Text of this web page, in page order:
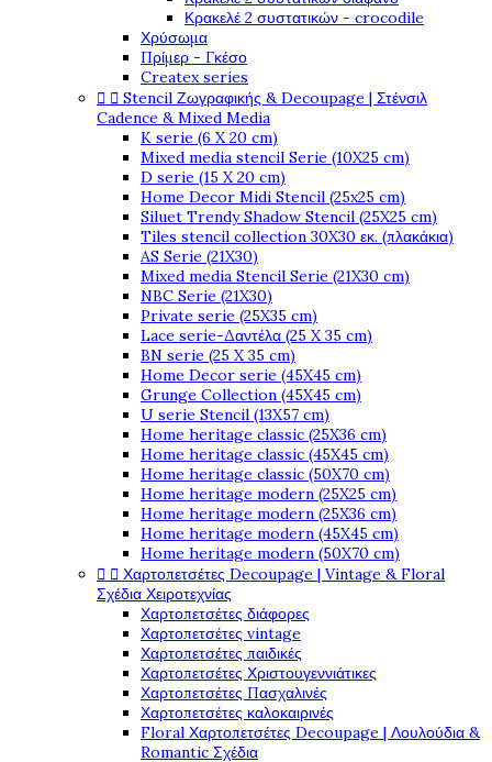
Κρακελέ 2 συστατικών - crocodile
Χρύσωμα
Πρίμερ - Γκέσο
Createx series
  Stencil Ζωγραφικής & Decoupage | Στένσιλ
Cadence & Mixed Media
K serie (6 X 20 cm)
Mixed media stencil Serie (10X25 cm)
D serie (15 X 20 cm)
Home Decor Midi Stencil (25x25 cm)
Siluet Trendy Shadow Stencil (25X25 cm)
Tiles stencil collection 30X30 εκ. (πλακάκια)
AS Serie (21X30)
Mixed media Stencil Serie (21X30 cm)
NBC Serie (21X30)
Private serie (25X35 cm)
Lace serie-Δαντέλα (25 X 35 cm)
BN serie (25 X 35 cm)
Home Decor serie (45X45 cm)
Grunge Collection (45X45 cm)
U serie Stencil (13X57 cm)
Home heritage classic (25X36 cm)
Home heritage classic (45X45 cm)
Home heritage classic (50X70 cm)
Home heritage modern (25X25 cm)
Home heritage modern (25X36 cm)
Home heritage modern (45X45 cm)
Home heritage modern (50X70 cm)
  Χαρτοπετσέτες Decoupage | Vintage & Floral
Σχέδια Χειροτεχνίας
Χαρτοπετσέτες διάφορες
Χαρτοπετσέτες vintage
Χαρτοπετσέτες παιδικές
Χαρτοπετσέτες Χριστουγεννιάτικες
Χαρτοπετσέτες Πασχαλινές
Χαρτοπετσέτες καλοκαιρινές
Floral Χαρτοπετσέτες Decoupage | Λουλούδια &
Romantic Σχέδια